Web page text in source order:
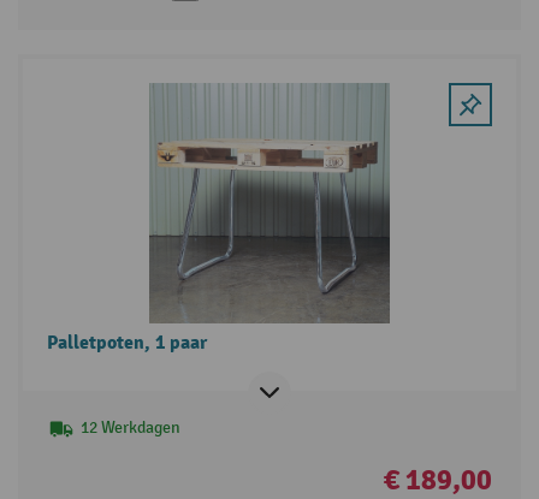
Palletpoten, 1 paar
12 Werkdagen
€ 189,00